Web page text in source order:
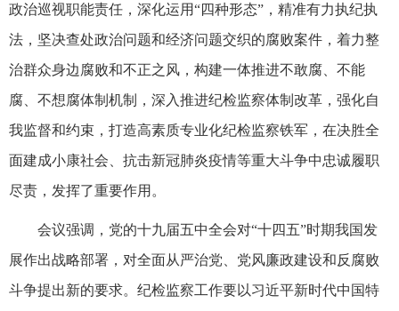
政治巡视职能责任，深化运用“四种形态”，精准有力执纪执
法，坚决查处政治问题和经济问题交织的腐败案件，着力整
治群众身边腐败和不正之风，构建一体推进不敢腐、不能
腐、不想腐体制机制，深入推进纪检监察体制改革，强化自
我监督和约束，打造高素质专业化纪检监察铁军，在决胜全
面建成小康社会、抗击新冠肺炎疫情等重大斗争中忠诚履职
尽责，发挥了重要作用。
会议强调，党的十九届五中全会对“十四五”时期我国发
展作出战略部署，对全面从严治党、党风廉政建设和反腐败
斗争提出新的要求。纪检监察工作要以习近平新时代中国特